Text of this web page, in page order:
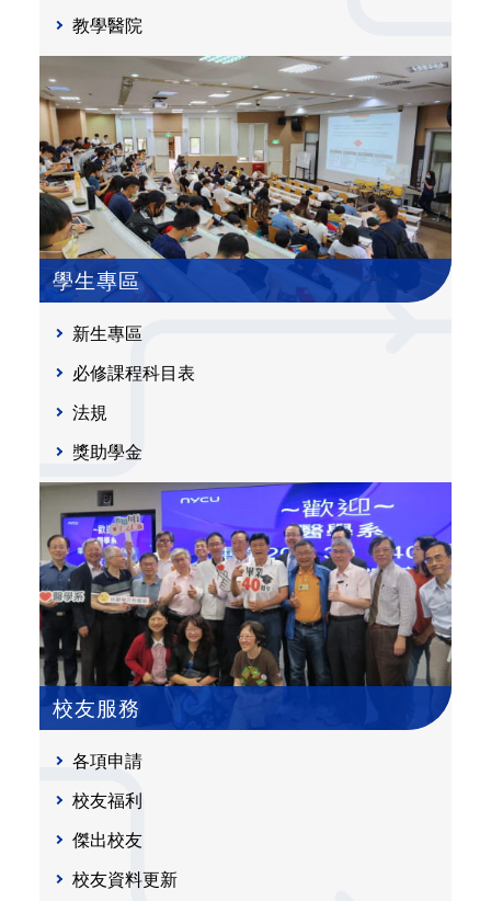
教學醫院
學生專區
新生專區
必修課程科目表
法規
獎助學金
校友服務
各項申請
校友福利
傑出校友
校友資料更新